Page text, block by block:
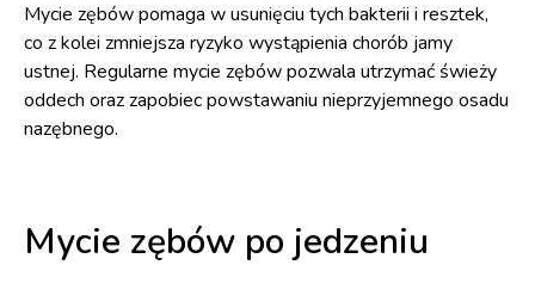
Mycie zębów pomaga w usunięciu tych bakterii i resztek,
co z kolei zmniejsza ryzyko wystąpienia chorób jamy
ustnej. Regularne mycie zębów pozwala utrzymać świeży
oddech oraz zapobiec powstawaniu nieprzyjemnego osadu
nazębnego.
Mycie zębów po jedzeniu